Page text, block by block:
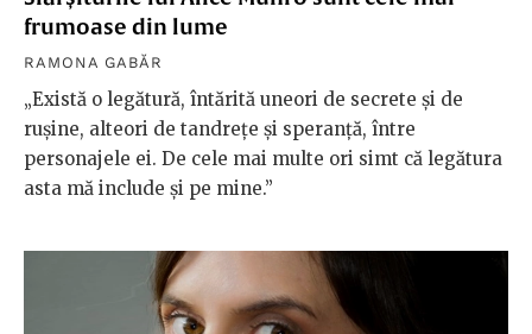
frumoase din lume
RAMONA GABĂR
„Există o legătură, întărită uneori de secrete și de
rușine, alteori de tandrețe și speranță, între
personajele ei. De cele mai multe ori simt că legătura
asta mă include și pe mine.”